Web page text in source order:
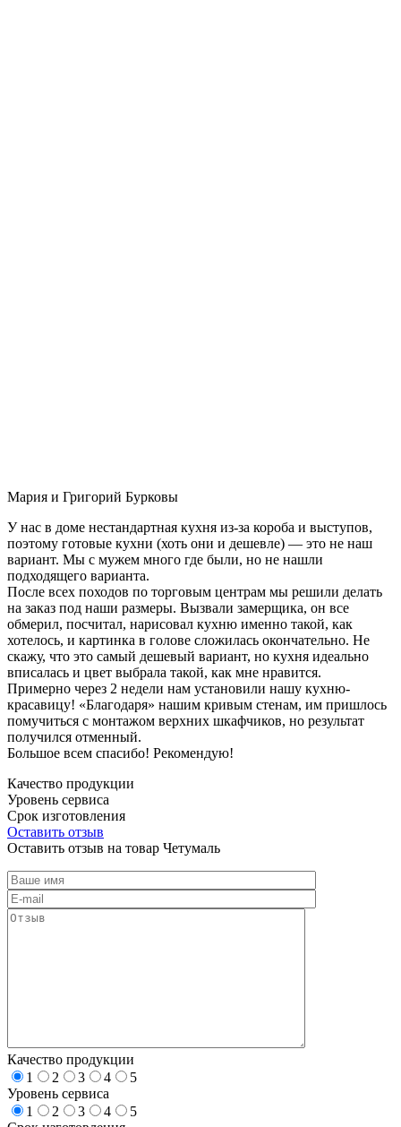
Мария и Григорий Бурковы
У нас в доме нестандартная кухня из-за короба и выступов,
поэтому готовые кухни (хоть они и дешевле) — это не наш
вариант. Мы с мужем много где были, но не нашли
подходящего варианта.
После всех походов по торговым центрам мы решили делать
на заказ под наши размеры. Вызвали замерщика, он все
обмерил, посчитал, нарисовал кухню именно такой, как
хотелось, и картинка в голове сложилась окончательно. Не
скажу, что это самый дешевый вариант, но кухня идеально
вписалась и цвет выбрала такой, как мне нравится.
Примерно через 2 недели нам установили нашу кухню-
красавицу! «Благодаря» нашим кривым стенам, им пришлось
помучиться с монтажом верхних шкафчиков, но результат
получился отменный.
Большое всем спасибо! Рекомендую!
Качество продукции
Уровень сервиса
Срок изготовления
Оставить отзыв
Оставить отзыв на товар Четумаль
Качество продукции
1
2 3 4
5
Уровень сервиса
1
2 3 4
5